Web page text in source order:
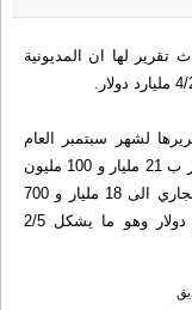
لها ان المديونية
لشهر سبتمبر العام
الحالي ان حجم الديون الاجنبية للعام الماضي تقدر ب 21 مليار و 100 مليون
دولار وتوقعت ان يصل هذه المقدار خلال العام الجاري الى 18 مليار و 700
مليون دولار في ضوء انخفاض نسبته 4/2 مليار دولار وهو ما يشكل 2/5